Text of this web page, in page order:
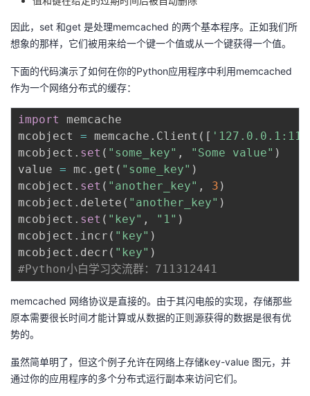
的
程
我
认
证
的
实
验
我
的
收
藏
技
术
的
云
因此，set 和get 是处理memcached 的两个基本程序。正如我们所
想象的那样，它们被用来给一个键一个值或从一个键获得一个值。
下面的代码演示了如何在你的Python应用程序中利用memcached
作为一个网络分布式的缓存：
import
memcache
mcobject = memcache . Client ( [
mcobject . set ( "some_key" , "Some value" )
value = mc . get ( "some_key" )
mcobject . set ( "another_key" , 3 )
mcobject . delete ( "another_key" )
mcobject . set ( "key" , "1" )
mcobject . incr ( "key" )
mcobject . decr ( "key" )
#Python小白学习交流群：711312441
memcached 网络协议是直接的。由于其闪电般的实现，存储那些
原本需要很长时间才能计算或从数据的正则源获得的数据是很有优
势的。
虽然简单明了，但这个例子允许在网络上存储key-value 图元，并
通过你的应用程序的多个分布式运行副本来访问它们。